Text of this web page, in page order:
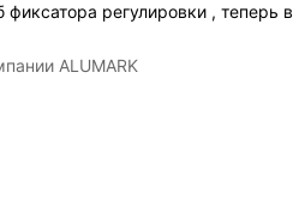
регулировки , теперь в
ALUMARK